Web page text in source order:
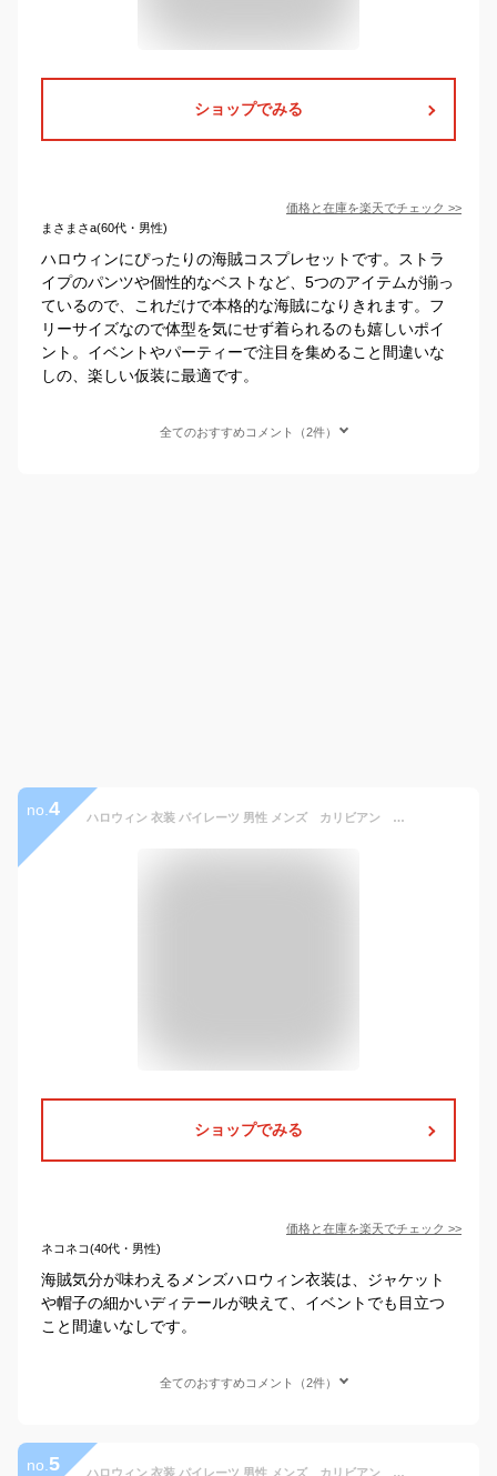
ショップでみる
価格と在庫を楽天でチェック >>
まさまさa(60代・男性)
ハロウィンにぴったりの海賊コスプレセットです。ストラ
イプのパンツや個性的なベストなど、5つのアイテムが揃っ
ているので、これだけで本格的な海賊になりきれます。フ
リーサイズなので体型を気にせず着られるのも嬉しいポイ
ント。イベントやパーティーで注目を集めること間違いな
しの、楽しい仮装に最適です。
全てのおすすめコメント（2件）
no. 4 ハロウィン 衣装 パイレーツ 男性 メンズ カリビアン 男海賊 海賊 コスチューム 仮装 変装 コスプレ衣装 パーティー ステージ 舞台演出服 変身 イベント ハロウィン仮装 パーティーグッズ
ショップでみる
価格と在庫を楽天でチェック >>
ネコネコ(40代・男性)
海賊気分が味わえるメンズハロウィン衣装は、ジャケット
や帽子の細かいディテールが映えて、イベントでも目立つ
こと間違いなしです。
全てのおすすめコメント（2件）
no. 5 ハロウィン 衣装 パイレーツ 男性 メンズ カリビアン 男海賊 海賊 コスチューム 仮装 変装 コスプレ衣装 パーティー ステージ 舞台演出服 変身 イベント ハロウィン仮装 パーティーグッズ